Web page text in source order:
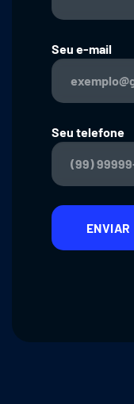
Seu e-mail
Seu telefone